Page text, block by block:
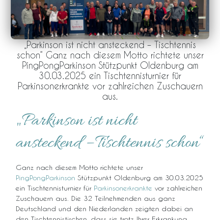
„Parkinson ist nicht ansteckend – Tischtennis
schon“ Ganz nach diesem Motto richtete unser
PingPongParkinson Stützpunkt Oldenburg am
30.03.2025 ein Tischtennisturnier für
Parkinsonerkrankte vor zahlreichen Zuschauern
aus.
„Parkinson ist nicht
ansteckend – Tischtennis schon“
Ganz nach diesem Motto richtete unser
PingPongParkinson Stützpunkt Oldenburg am 30.03.2025
ein Tischtennisturnier für Parkinsonerkrankte vor zahlreichen
Zuschauern aus. Die 32 Teilnehmenden aus ganz
Deutschland und den Niederlanden zeigten dabei an